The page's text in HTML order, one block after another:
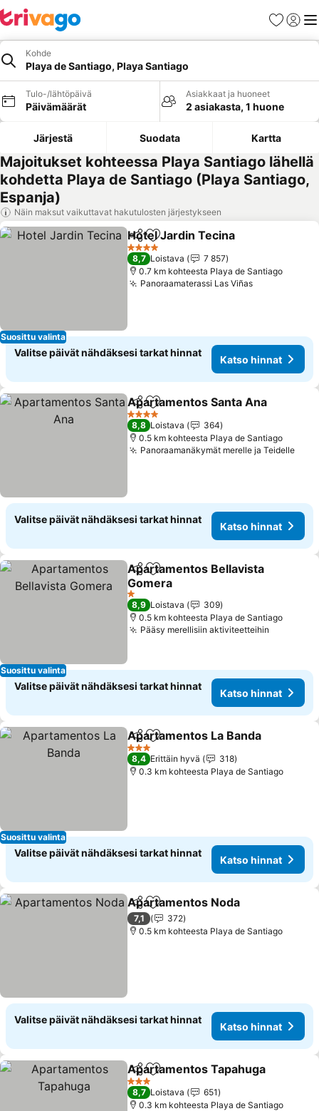
Suosikit
Kohde
Playa de Santiago, Playa Santiago
Tulo-/lähtöpäivä
Päivämäärät
Asiakkaat ja huoneet
2 asiakasta, 1 huone
Järjestä Suodata Kartta
Majoitukset kohteessa Playa Santiago lähellä
kohdetta Playa de Santiago (Playa Santiago,
Espanja)
Näin maksut vaikuttavat hakutulosten järjestykseen
Suosittu valinta
Jaa Lisää suosikkeihin
Hotel Jardin Tecina
4 Tähtiluokitus
8,7 Loistava
7 857
0.7 km kohteesta Playa de Santiago
Panoraamaterassi Las Viñas
Valitse päivät nähdäksesi tarkat hinnat
Katso hinnat
Jaa Lisää suosikkeihin
Apartamentos Santa Ana
4 Tähtiluokitus
8,8 Loistava
364
0.5 km kohteesta Playa de Santiago
Panoraamanäkymät merelle ja Teidelle
Valitse päivät nähdäksesi tarkat hinnat
Katso hinnat
Suosittu valinta
Jaa Lisää suosikkeihin
Apartamentos Bellavista
Gomera
1 Tähtiluokitus
8,9 Loistava
309
0.5 km kohteesta Playa de Santiago
Pääsy merellisiin aktiviteetteihin
Valitse päivät nähdäksesi tarkat hinnat
Katso hinnat
Suosittu valinta
Jaa Lisää suosikkeihin
Apartamentos La Banda
3 Tähtiluokitus
8,4 Erittäin hyvä
318
0.3 km kohteesta Playa de Santiago
Valitse päivät nähdäksesi tarkat hinnat
Katso hinnat
Jaa Lisää suosikkeihin
Apartamentos Noda
7,1
372
0.5 km kohteesta Playa de Santiago
Valitse päivät nähdäksesi tarkat hinnat
Katso hinnat
Jaa Lisää suosikkeihin
Apartamentos Tapahuga
3 Tähtiluokitus
8,7 Loistava
651
0.3 km kohteesta Playa de Santiago